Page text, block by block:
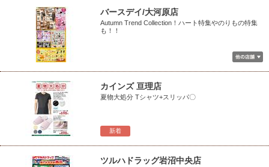
バースデイ/大河原店
Autumn Trend Collection！ハート特集やのりもの特集
も！！
新着
カインズ 亘理店
夏物大処分 Tシャツ+スリッパ〇
ツルハドラッグ岩沼中央店